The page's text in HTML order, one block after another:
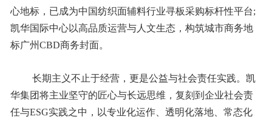
心地标，已成为中国纺织面辅料行业寻板采购标杆性平台;
凯华国际中心以高品质运营与人文生态，构筑城市商务地
标广州CBD商务封面。
长期主义不止于经营，更是公益与社会责任实践。凯
华集团将主业坚守的匠心与长远思维，复刻到企业社会责
任与ESG实践之中，以专业化运作、透明化落地、常态化